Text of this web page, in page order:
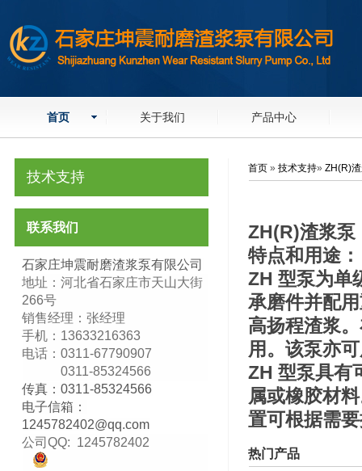
首页 关于我们 产品中心
技术支持
联系我们
石家庄坤震耐磨渣浆泵有限公司
地址：河北省石家庄市天山大街
266号
销售经理：张经理
手机：13633216363
电话：0311-67790907
0311-85324566
传真：0311-85324566
电子信箱：
1245782402@qq.com
公司QQ: 1245782402
首页 »技术支持»ZH(R)
ZH(R)渣浆泵
特点和用途：
ZH 型泵为单
承磨件并配
高扬程渣浆
用。该泵亦
ZH 型泵具有
属或橡胶材
置可根据需
热门产品